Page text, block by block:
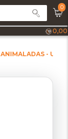
0
0,00
ANIMALADAS - UN